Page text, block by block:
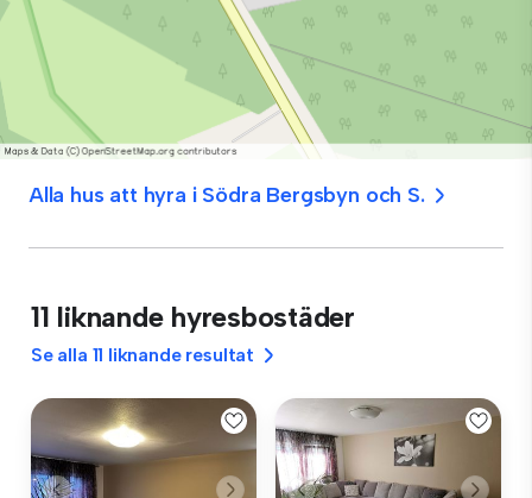
Alla hus att hyra i Södra Bergsbyn och S.
11 liknande hyresbostäder
Se alla 11 liknande resultat